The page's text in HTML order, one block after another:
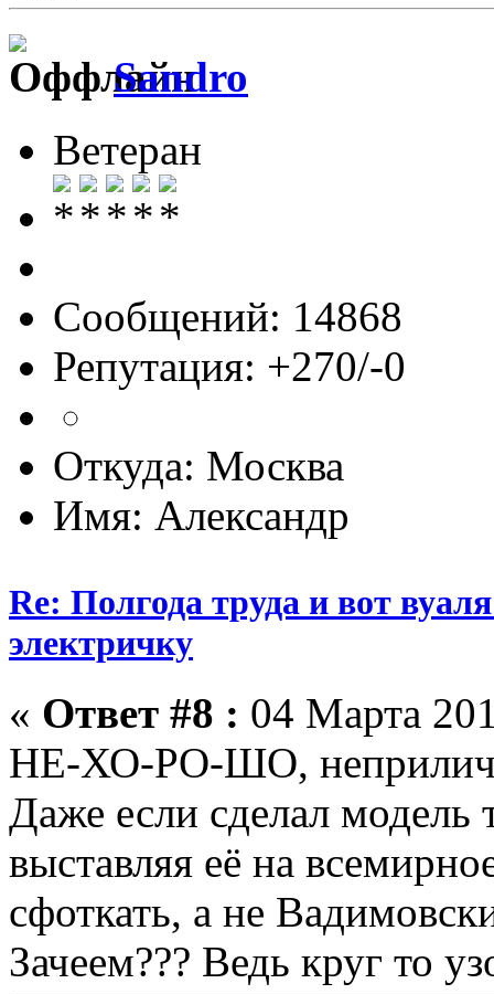
Sandro
Ветеран
Сообщений: 14868
Репутация: +270/-0
Откуда: Москва
Имя: Александр
Re: Полгода труда и вот
электричку
« Ответ #8 : 04 Марта
НЕ-ХО-РО-ШО,
Даже если сделал модель
выставляя её на
сфоткать, а не
Зачеем??? Ведь круг то